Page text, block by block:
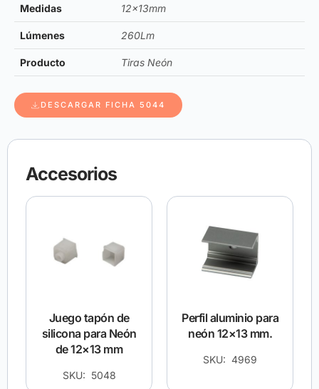
Medidas 12x13mm
Lúmenes 260Lm
Producto Tiras Neón
DESCARGAR FICHA 5044
Accesorios
Juego tapón de
silicona para Neón
de 12×13 mm
SKU: 5048
Perfil aluminio para
neón 12×13 mm.
SKU: 4969